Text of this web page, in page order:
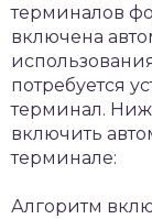
терминалов
включена
потребуется
терминал.
включить
терминале:
Алгоритм